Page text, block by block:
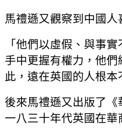
馬禮遜又觀察到中國
「他們以虛假、與事
手中更握有權力，他
此，遠在英國的人根
後來馬禮遜又出版了
一八三十年代英國在